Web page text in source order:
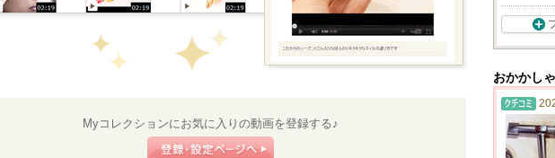
Myコレクションにお気に入りの動画を登録する♪
おかかし